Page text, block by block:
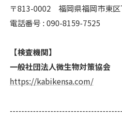
〒813-0002 福岡県福岡市東
電話番号 : 090-8159-7525
【検査機関】
一般社団法人微生物対策協会
https://kabikensa.com/